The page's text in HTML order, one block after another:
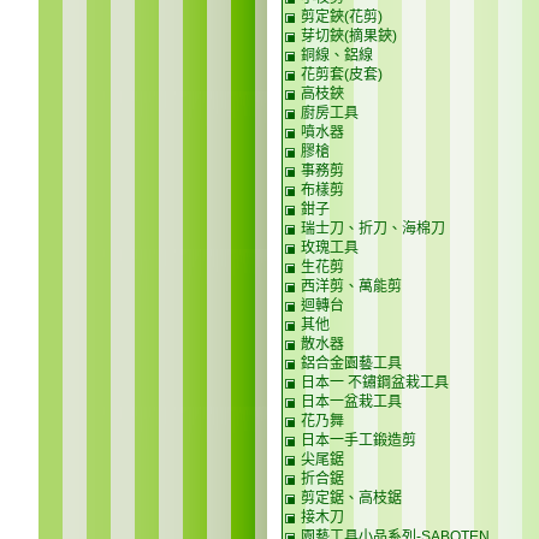
剪定鋏(花剪)
芽切鋏(摘果鋏)
銅線、鋁線
花剪套(皮套)
高枝鋏
廚房工具
噴水器
膠槍
事務剪
布樣剪
鉗子
瑞士刀、折刀、海棉刀
玫瑰工具
生花剪
西洋剪、萬能剪
迴轉台
其他
散水器
鋁合金園藝工具
日本一 不鏽鋼盆栽工具
日本一盆栽工具
花乃舞
日本一手工鍛造剪
尖尾鋸
折合鋸
剪定鋸、高枝鋸
接木刀